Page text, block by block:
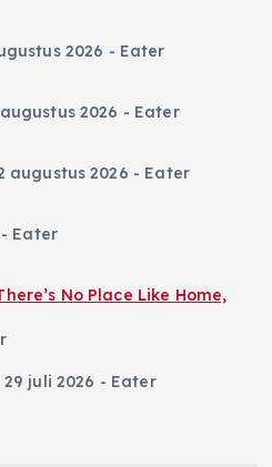
2026 - Eater
2026 - Eater
augustus 2026 - Eater
- Eater
No Place Like Home,
29 juli 2026 - Eater